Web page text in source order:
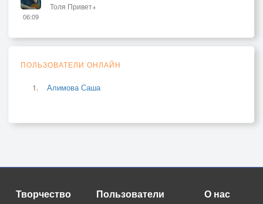
06:09
Толя Привет+
ПОЛЬЗОВАТЕЛИ ОНЛАЙН
Алимова Саша
Творчество Пользователи О нас